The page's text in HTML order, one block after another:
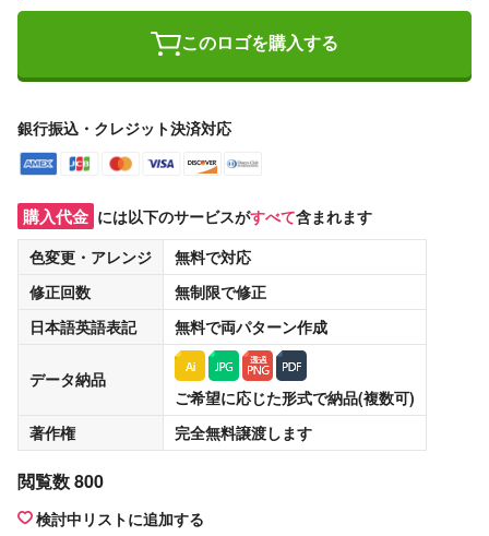
このロゴを購入する
銀行振込・クレジット決済対応
購入代金 には以下のサービスがすべて含まれます
色変更・アレンジ
無料で対応
修正回数
無制限で修正
日本語英語表記
無料で両パターン作成
データ納品
ご希望に応じた形式で納品(複数可)
著作権
完全無料譲渡します
閲覧数 800
検討中リストに追加する